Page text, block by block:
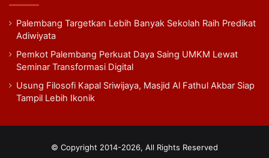
Palembang Targetkan Lebih Banyak Sekolah Raih Predikat
Adiwiyata
Pemkot Palembang Perkuat Daya Saing UMKM Lewat
Seminar Transformasi Digital
Usung Filosofi Kapal Sriwijaya, Masjid Al Fathul Akbar Siap
Tampil Lebih Ikonik
© Copyright 2014-2026, All Rights Reserved